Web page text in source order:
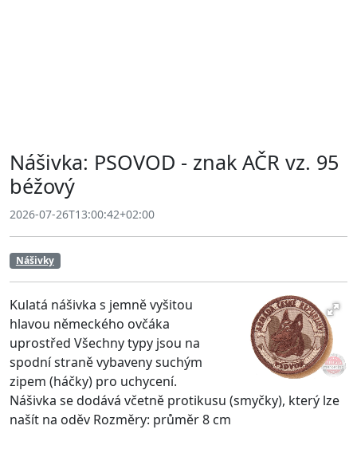
Nášivka: PSOVOD - znak AČR vz. 95
béžový
2026-07-26T13:00:42+02:00
Nášivky
Kulatá nášivka s jemně vyšitou
hlavou německého ovčáka
uprostřed Všechny typy jsou na
spodní straně vybaveny suchým
zipem (háčky) pro uchycení.
Nášivka se dodává včetně protikusu (smyčky), který lze
našít na oděv Rozměry: průměr 8 cm